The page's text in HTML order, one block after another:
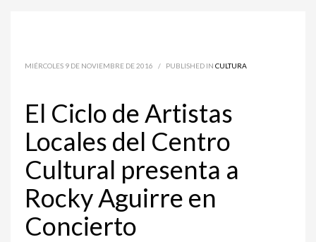
MIÉRCOLES 9 DE NOVIEMBRE DE 2016 / PUBLISHED IN CULTURA
El Ciclo de Artistas
Locales del Centro
Cultural presenta a
Rocky Aguirre en
Concierto